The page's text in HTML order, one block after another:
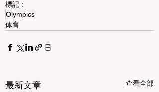
標記：
Olympics
体育
最新文章 查看全部